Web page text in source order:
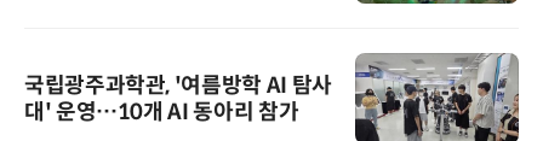
국립광주과학관, '여름방학 AI 탐사
대' 운영…10개 AI 동아리 참가